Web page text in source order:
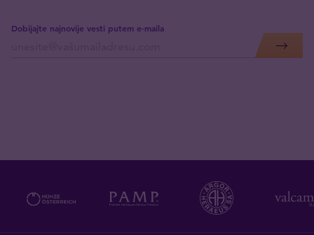
Dobijajte najnovije vesti putem e-maila